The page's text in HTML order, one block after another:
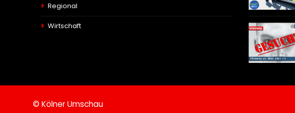
Regional
Wirtschaft
© Kölner Umschau